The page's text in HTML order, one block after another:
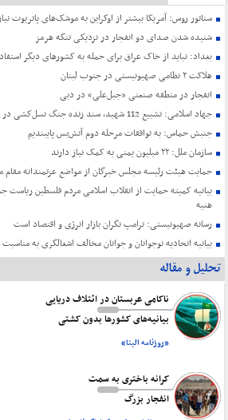
سناتور روس: آمریکا بیشتر از اوکراین به موشک‌های پاتریوت
شنیده شدن صدای دو انفجار در نزدیکی تنگه هرمز
بغداد: نباید از خاک عراق برای حمله به کشورهای دیگر
هلاکت ۲ نظامی صهیونیستی در جنوب لبنان
انفجار در منطقه صنعتی «جبل‌علی» در دبی
جهاد اسلامی: تشییع 112 شهید، سند زنده جنگ نسل‌کشی در غزه است
جنبش حماس: به توافقات مرحله دوم آتش‌بس پایبندیم
سازمان ملل: ۲۲ میلیون یمنی به کمک نیاز دارند
حمایت هیئت رئیسه مجلس خبرگان از مواضع عزتمندانه مقام
بیانیه کمیته حمایت از انقلاب اسلامی مردم فلسطین
هنیه
رسانه صهیونیستی: ترامپ نگران بازار انرژی و اقتصاد است
بیانیه اتحادیه نوجوانان و جوانان مخالف اشغالگری به
تحلیل و مقاله
ناکامی عربستان در ائتلاف دریایی
بیانیه‌های کشورها بدون کشتی
«روزنامه البنا»
کرانه باختری به سمت
انفجار بزرگ